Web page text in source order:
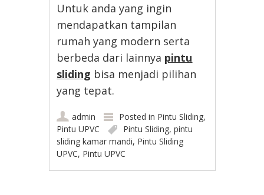
Untuk anda yang ingin
mendapatkan tampilan
rumah yang modern serta
berbeda dari lainnya pintu
sliding bisa menjadi pilihan
yang tepat.
admin Posted in Pintu Sliding,
Pintu UPVC
Pintu Sliding,pintu
sliding kamar mandi, Pintu Sliding
UPVC, Pintu UPVC